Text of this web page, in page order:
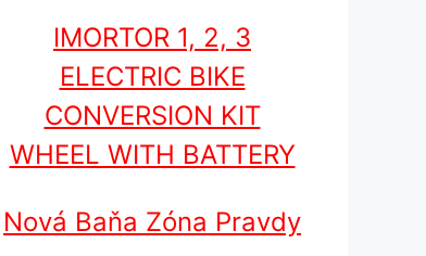
IMORTOR 1, 2, 3
ELECTRIC BIKE
CONVERSION KIT
WHEEL WITH BATTERY
Nová Baňa Zóna Pravdy